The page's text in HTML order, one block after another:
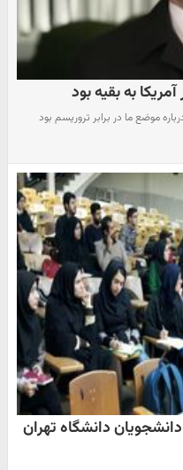
به بقیه بود
موضع ما در برابر تروریسم بود
دانشگاه تهران